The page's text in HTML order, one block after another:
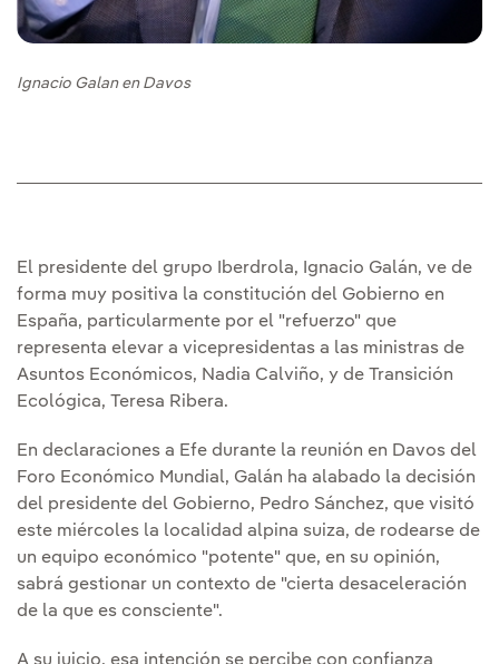
Ignacio Galan en Davos
El presidente del grupo Iberdrola, Ignacio Galán, ve de
forma muy positiva la constitución del Gobierno en
España, particularmente por el "refuerzo" que
representa elevar a vicepresidentas a las ministras de
Asuntos Económicos, Nadia Calviño, y de Transición
Ecológica, Teresa Ribera.
En declaraciones a Efe durante la reunión en Davos del
Foro Económico Mundial, Galán ha alabado la decisión
del presidente del Gobierno, Pedro Sánchez, que visitó
este miércoles la localidad alpina suiza, de rodearse de
un equipo económico "potente" que, en su opinión,
sabrá gestionar un contexto de "cierta desaceleración
de la que es consciente".